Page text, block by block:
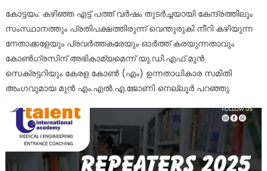
കോട്ടയം: കഴിഞ്ഞ എട്ട് പത്ത് വർഷം തുടർച്ചയായി കേന്ദ്രത്തിലും
സംസ്ഥാനത്തും പ്രതിപക്ഷത്തിരുന്ന് വെന്തുരുകി നീറി കഴിയുന്ന
നേതാക്കളേയും പ്രവർത്തകരേയും ഓർത്ത് കരയുന്നതാവും
കോൺഗ്രസിന് അഭികാമ്യമെന്ന് യു.ഡി.എഫ് മുൻ
സെക്രട്ടറിയും കേരള കോൺ (എം) ഉന്നതാധികാര സമിതി
അംഗവുമായ മുൻ എം.എൽ.എ.ജോണി നെല്ലൂർ പറഞ്ഞു.